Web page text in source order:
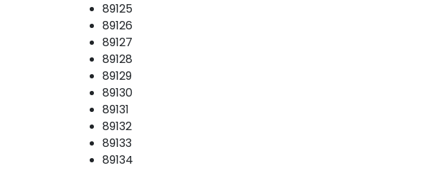
89125
89126
89127
89128
89129
89130
89131
89132
89133
89134